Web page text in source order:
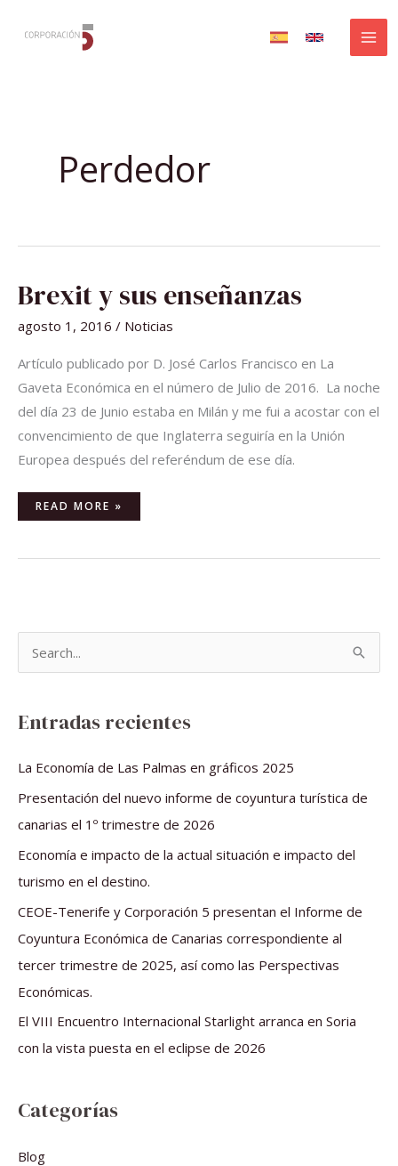
Perdedor
Brexit y sus enseñanzas
agosto 1, 2016 / Noticias
Artículo publicado por D. José Carlos Francisco en La
Gaveta Económica en el número de Julio de 2016. La noche
del día 23 de Junio estaba en Milán y me fui a acostar con el
convencimiento de que Inglaterra seguiría en la Unión
Europea después del referéndum de ese día.
BREXIT
Y
SUS
ENSEÑANZAS
READ MORE »
a
r
Entradas recientes
La Economía de Las Palmas en gráficos 2025
Presentación del nuevo informe de coyuntura turística de
canarias el 1º trimestre de 2026
Economía e impacto de la actual situación e impacto del
turismo en el destino.
CEOE-Tenerife y Corporación 5 presentan el Informe de
Coyuntura Económica de Canarias correspondiente al
tercer trimestre de 2025, así como las Perspectivas
Económicas.
El VIII Encuentro Internacional Starlight arranca en Soria
con la vista puesta en el eclipse de 2026
Categorías
Blog